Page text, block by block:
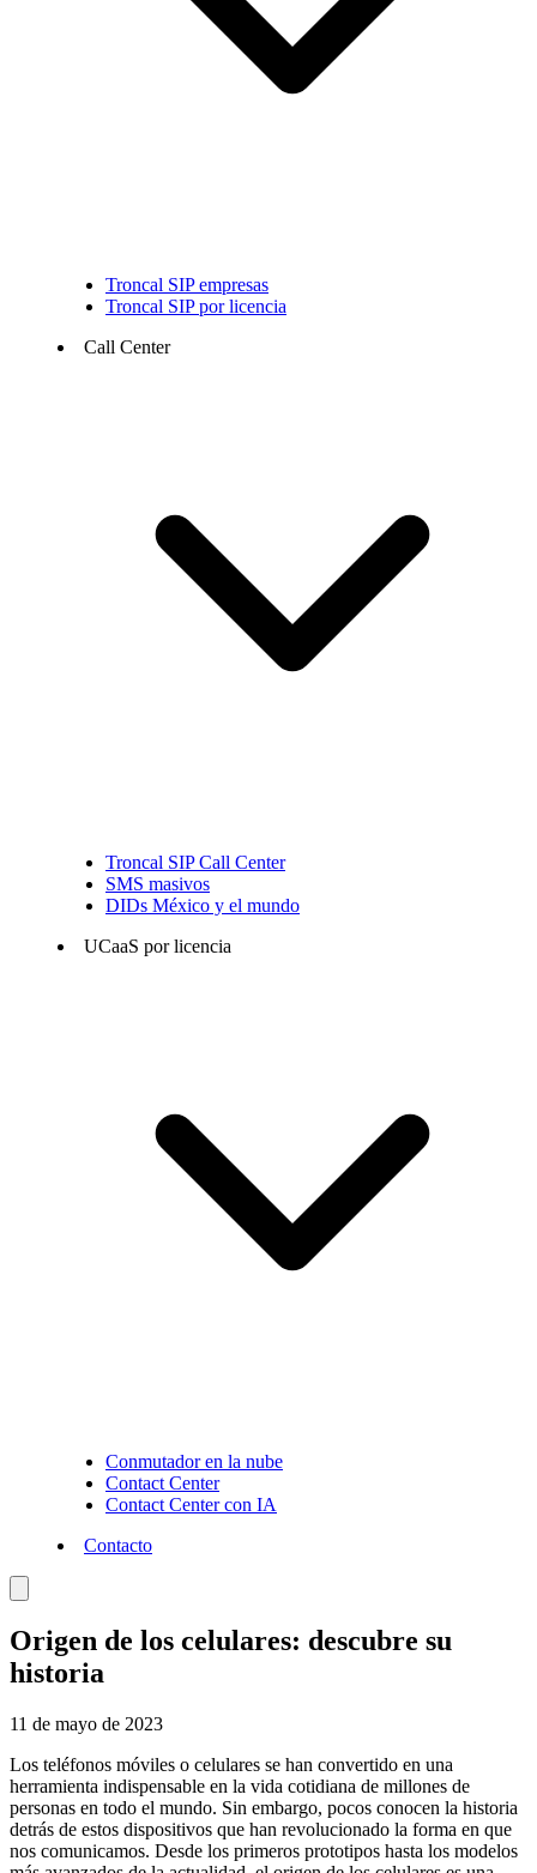
Troncal SIP empresas
Troncal SIP por licencia
Call Center
Troncal SIP Call Center
SMS masivos
DIDs México y el mundo
UCaaS por licencia
Conmutador en la nube
Contact Center
Contact Center con IA
Contacto
Origen de los celulares: descubre su
historia
11 de mayo de 2023
Los teléfonos móviles o celulares se han convertido en una
herramienta indispensable en la vida cotidiana de millones de
personas en todo el mundo. Sin embargo, pocos conocen la historia
detrás de estos dispositivos que han revolucionado la forma en que
nos comunicamos. Desde los primeros prototipos hasta los modelos